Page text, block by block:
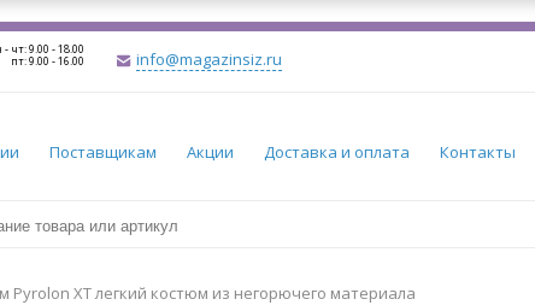
- чт: 9.00 - 18.00
пт: 9.00 - 16.00 info@magazinsiz.ru
Поставщикам Акции Доставка и оплата Контакты
Pyrolon XT легкий костюм из негорючего материала